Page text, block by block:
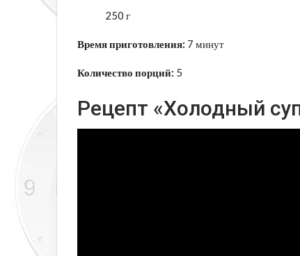
250 г
Время приготовления: 7 минут
Количество порций: 5
Рецепт «Холодный